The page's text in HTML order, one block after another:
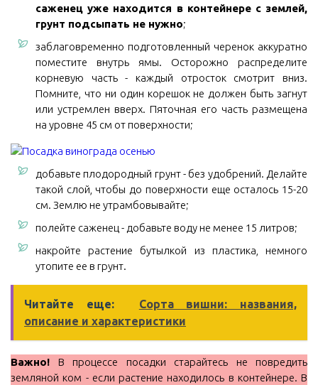
саженец уже находится в контейнере с землей,
грунт подсыпать не нужно;
заблаговременно подготовленный черенок аккуратно
поместите внутрь ямы. Осторожно распределите
корневую часть - каждый отросток смотрит вниз.
Помните, что ни один корешок не должен быть загнут
или устремлен вверх. Пяточная его часть размещена
на уровне 45 см от поверхности;
добавьте плодородный грунт - без удобрений. Делайте
такой слой, чтобы до поверхности еще осталось 15-20
см. Землю не утрамбовывайте;
полейте саженец - добавьте воду не менее 15 литров;
накройте растение бутылкой из пластика, немного
утопите ее в грунт.
Читайте еще:
Сорта вишни: названия,
описание и характеристики
Важно! В процессе посадки старайтесь не повредить
земляной ком - если растение находилось в контейнере. В